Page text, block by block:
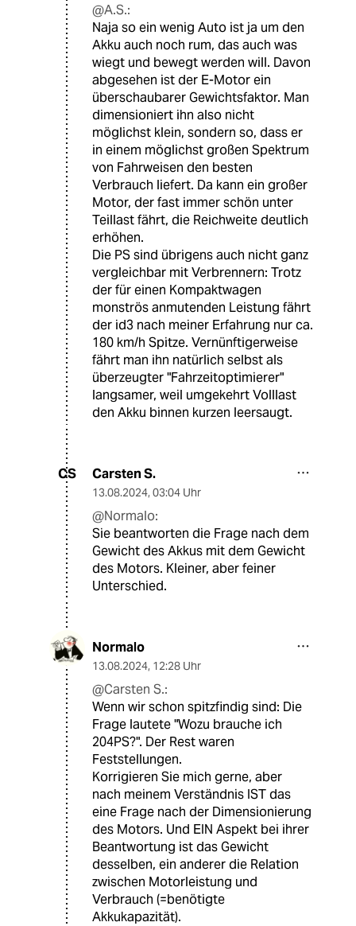
@A.S.:
Naja so ein wenig Auto ist ja um den
Akku auch noch rum, das auch was
wiegt und bewegt werden will. Davon
abgesehen ist der E-Motor ein
überschaubarer Gewichtsfaktor. Man
dimensioniert ihn also nicht
möglichst klein, sondern so, dass er
in einem möglichst großen Spektrum
von Fahrweisen den besten
Verbrauch liefert. Da kann ein großer
Motor, der fast immer schön unter
Teillast fährt, die Reichweite deutlich
erhöhen.
Die PS sind übrigens auch nicht ganz
vergleichbar mit Verbrennern: Trotz
der für einen Kompaktwagen
monströs anmutenden Leistung fährt
der id3 nach meiner Erfahrung nur ca.
180 km/h Spitze. Vernünftigerweise
fährt man ihn natürlich selbst als
überzeugter "Fahrzeitoptimierer"
langsamer, weil umgekehrt Volllast
den Akku binnen kurzen leersaugt.
CS Carsten S.
13.08.2024, 03:04 Uhr
@Normalo:
Sie beantworten die Frage nach dem
Gewicht des Akkus mit dem Gewicht
des Motors. Kleiner, aber feiner
Unterschied.
Normalo
13.08.2024, 12:28 Uhr
@Carsten S.:
Wenn wir schon spitzfindig sind: Die
Frage lautete "Wozu brauche ich
204PS?". Der Rest waren
Feststellungen.
Korrigieren Sie mich gerne, aber
nach meinem Verständnis IST das
eine Frage nach der Dimensionierung
des Motors. Und EIN Aspekt bei ihrer
Beantwortung ist das Gewicht
desselben, ein anderer die Relation
zwischen Motorleistung und
Verbrauch (=benötigte
Akkukapazität).